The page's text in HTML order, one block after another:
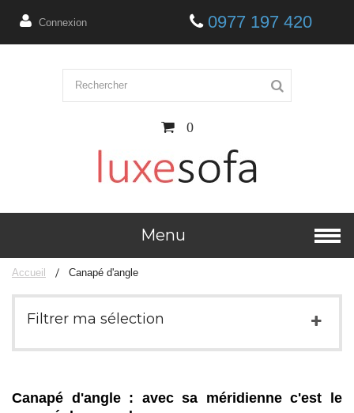
Connexion 0977 197 420
0
Menu
Accueil Canapé d'angle
Filtrer ma sélection
Canapé d'angle : avec sa méridienne c'est le